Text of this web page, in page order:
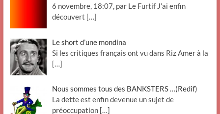
6 novembre, 18:07, par Le Furtif J’ai enfin
découvert […]
Le short d’une mondina
Si les critiques français ont vu dans Riz Amer à la
[…]
Nous sommes tous des BANKSTERS …(Redif)
La dette est enfin devenue un sujet de
préoccupation […]